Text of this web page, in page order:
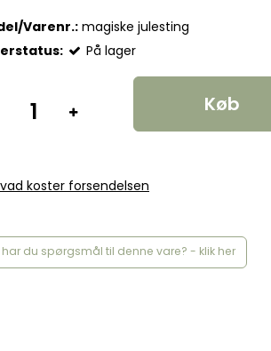
Varenr.: magiske julesting
På lager
Køb
koster forsendelsen
har du spørgsmål til denne vare? - klik her